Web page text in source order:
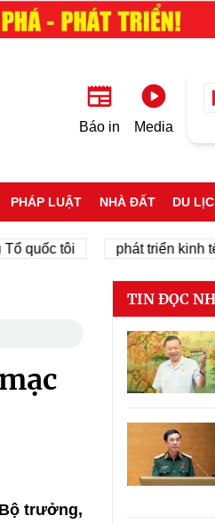
Báo in Media
PHÁP LUẬT NHÀ ĐẤT DU
tôi phát triển kinh tế tư
trưởng,
TIN ĐỌC